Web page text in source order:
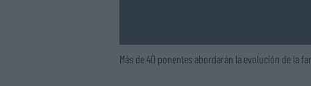
Más de 40 ponentes abordarán la evolución de la